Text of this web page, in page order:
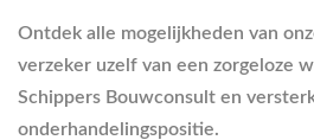
Ontdek alle mogelijkheden van
verzeker uzelf van een zorgeloze
Schippers Bouwconsult en
onderhandelingspositie.